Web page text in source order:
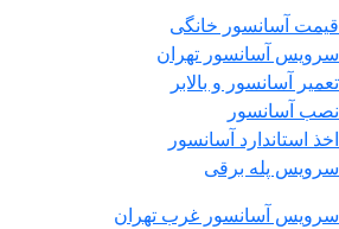
قیمت آسانسور خانگی
سرویس آسانسور تهران
تعمیر آسانسور و بالابر
نصب آسانسور
اخذ استاندارد آسانسور
سرویس پله برقی
سرویس آسانسور غرب تهران